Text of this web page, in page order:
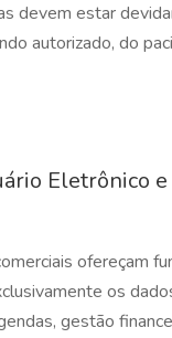
devem estar
autorizado, do
Eletrônico
ofereçam
os
gestão